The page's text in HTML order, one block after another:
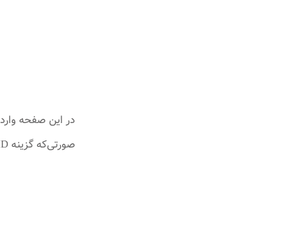
صورتی‌که گزینه Process Identifier)PID) تیک ندارد آن را تیک زده و بر روی Ok کلیک کنید.